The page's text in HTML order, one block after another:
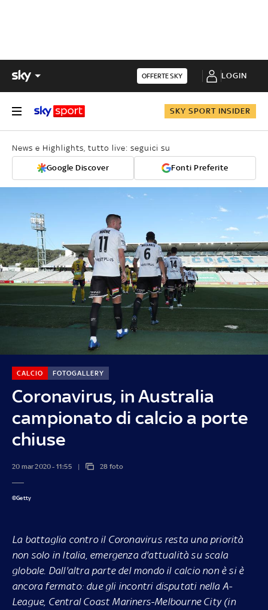
OFFERTE SKY LOGIN
SKY SPORT INSIDER
News e Highlights, tutto live: seguici su
Google Discover Fonti Preferite
Coronavirus, in Australia
campionato di calcio a porte
chiuse
CALCIO FOTOGALLERY
20 mar 2020 - 11:55 28 foto
©Getty
La battaglia contro il Coronavirus resta una priorità
non solo in Italia, emergenza d'attualità su scala
globale. Dall'altra parte del mondo il calcio non è si è
ancora fermato: due gli incontri disputati nella A-
League, Central Coast Mariners-Melbourne City (in